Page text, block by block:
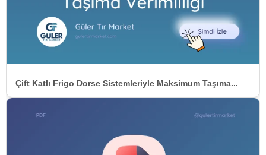
Çift Katlı Frigo Dorse Sistemleriyle Maksimum Taşıma...